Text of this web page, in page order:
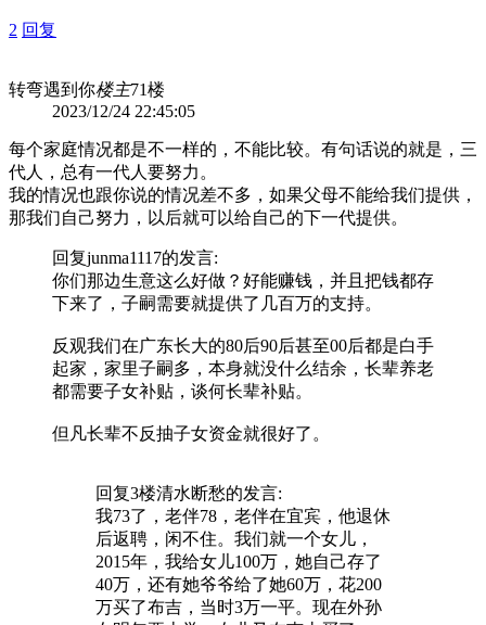
2 回复
转弯遇到你楼主71楼
2023/12/24 22:45:05
每个家庭情况都是不一样的，不能比较。有句话说的就是，三
代人，总有一代人要努力。
我的情况也跟你说的情况差不多，如果父母不能给我们提供，
那我们自己努力，以后就可以给自己的下一代提供。
回复junma1117的发言:
你们那边生意这么好做？好能赚钱，并且把钱都存
下来了，子嗣需要就提供了几百万的支持。
反观我们在广东长大的80后90后甚至00后都是白手
起家，家里子嗣多，本身就没什么结余，长辈养老
都需要子女补贴，谈何长辈补贴。
但凡长辈不反抽子女资金就很好了。
回复3楼清水断愁的发言:
我73了，老伴78，老伴在宜宾，他退休
后返聘，闲不住。我们就一个女儿，
2015年，我给女儿100万，她自己存了
40万，还有她爷爷给了她60万，花200
万买了布吉，当时3万一平。现在外孙